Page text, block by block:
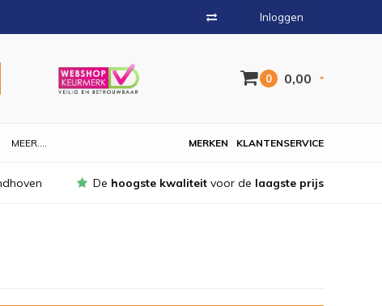
Inloggen
0 0,00
MEER.... KLANTENSERVICE
MERKEN
De hoogste kwaliteit voor de laagste prijs